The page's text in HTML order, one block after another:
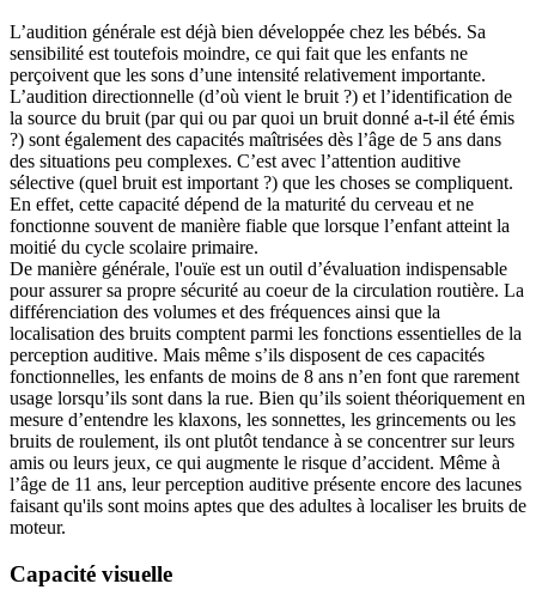
L’audition générale est déjà bien développée chez les bébés. Sa
sensibilité est toutefois moindre, ce qui fait que les enfants ne
perçoivent que les sons d’une intensité relativement importante.
L’audition directionnelle (d’où vient le bruit ?) et l’identification de
la source du bruit (par qui ou par quoi un bruit donné a-t-il été émis
?) sont également des capacités maîtrisées dès l’âge de 5 ans dans
des situations peu complexes. C’est avec l’attention auditive
sélective (quel bruit est important ?) que les choses se compliquent.
En effet, cette capacité dépend de la maturité du cerveau et ne
fonctionne souvent de manière fiable que lorsque l’enfant atteint la
moitié du cycle scolaire primaire.
De manière générale, l'ouïe est un outil d’évaluation indispensable
pour assurer sa propre sécurité au coeur de la circulation routière. La
différenciation des volumes et des fréquences ainsi que la
localisation des bruits comptent parmi les fonctions essentielles de la
perception auditive. Mais même s’ils disposent de ces capacités
fonctionnelles, les enfants de moins de 8 ans n’en font que rarement
usage lorsqu’ils sont dans la rue. Bien qu’ils soient théoriquement en
mesure d’entendre les klaxons, les sonnettes, les grincements ou les
bruits de roulement, ils ont plutôt tendance à se concentrer sur leurs
amis ou leurs jeux, ce qui augmente le risque d’accident. Même à
l’âge de 11 ans, leur perception auditive présente encore des lacunes
faisant qu'ils sont moins aptes que des adultes à localiser les bruits de
moteur.
Capacité visuelle